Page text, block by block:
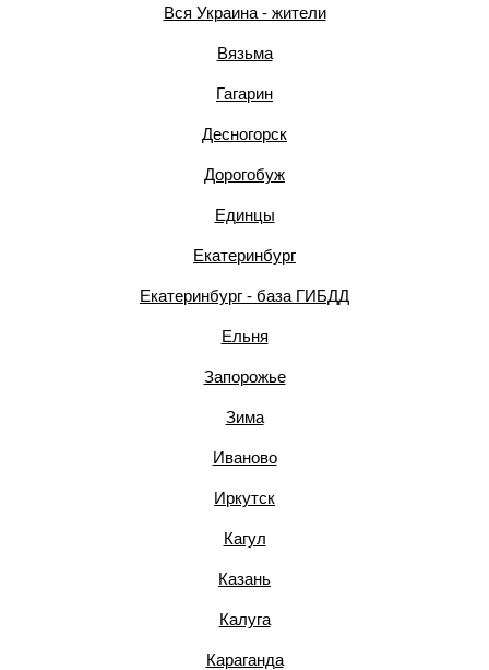
Вся Украина - жители
Вязьма
Гагарин
Десногорск
Дорогобуж
Единцы
Екатеринбург
Екатеринбург - база ГИБДД
Ельня
Запорожье
Зима
Иваново
Иркутск
Кагул
Казань
Калуга
Караганда